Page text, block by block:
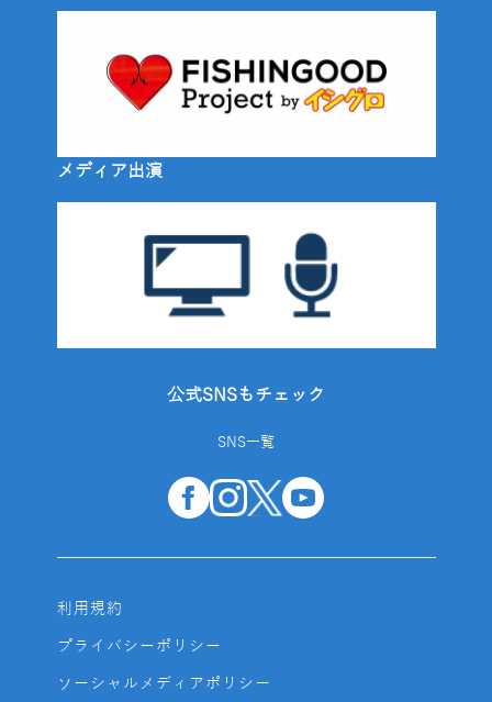
メディア出演
公式SNSもチェック
SNS一覧
利用規約
プライバシーポリシー
ソーシャルメディアポリシー